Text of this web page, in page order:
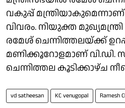
വകുപ്പ്
വിവരം. നിയുക്ത
രമേശ് ചെന്നിത്തലയ്ക്ക്
മണിക്കൂറോളമാണ് വി.ഡി.
ചെന്നിത്തല കൂടിക്കാഴ്ച
vd satheesan KC venugopal Ramesh